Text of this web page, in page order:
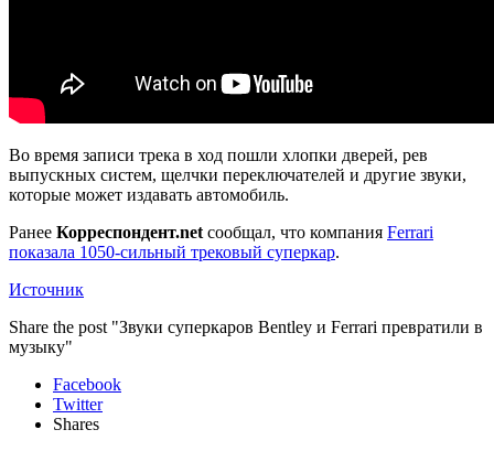
Во время записи трека в ход пошли хлопки дверей, рев
выпускных систем, щелчки переключателей и другие звуки,
которые может издавать автомобиль.
Ранее Корреспондент.net сообщал, что компания Ferrari
показала 1050-сильный трековый суперкар.
Источник
Share the post "Звуки суперкаров Bentley и Ferrari превратили в
музыку"
Facebook
Twitter
Shares